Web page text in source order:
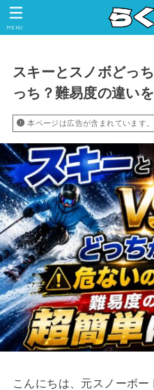
MENU
スキーとスノボどっ
っち？難易度の違い
本ページは広告が含まれています。
こんにちは、元スノーボ